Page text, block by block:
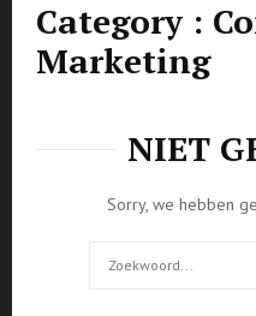
Category :
Marketing
NIET
Sorry, we hebben
for: